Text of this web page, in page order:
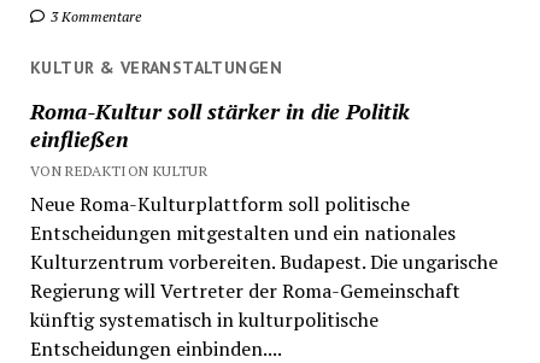
3 Kommentare
KULTUR & VERANSTALTUNGEN
Roma-Kultur soll stärker in die Politik
einfließen
VON REDAKTION KULTUR
Neue Roma-Kulturplattform soll politische
Entscheidungen mitgestalten und ein nationales
Kulturzentrum vorbereiten. Budapest. Die ungarische
Regierung will Vertreter der Roma-Gemeinschaft
künftig systematisch in kulturpolitische
Entscheidungen einbinden....